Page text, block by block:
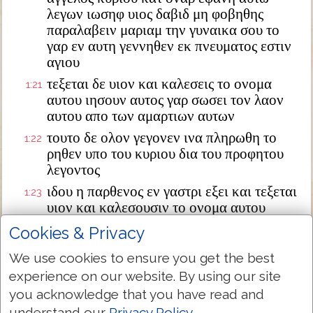
λεγων ιωσηφ υιος δαβιδ μη φοβηθης
παραλαβειν μαριαμ την γυναικα σου το
γαρ εν αυτη γεννηθεν εκ πνευματος εστιν
αγιου
1:21 τεξεται δε υιον και καλεσεις το ονομα
αυτου ιησουν αυτος γαρ σωσει τον λαον
αυτου απο των αμαρτιων αυτων
1:22 τουτο δε ολον γεγονεν ινα πληρωθη το
ρηθεν υπο του κυριου δια του προφητου
λεγοντος
1:23 ιδου η παρθενος εν γαστρι εξει και τεξεται
υιον και καλεσουσιν το ονομα αυτου
εμμανουηλ ο εστιν μεθερμηνευομενον μεθ
ημων ο θεος
1:24 διεγερθεις δε ο ιωσηφ απο του υπνου
εποιησεν ως προσεταξεν αυτω ο αγγελος
κυριου και παρελαβεν την γυναικα αυτου
Cookies & Privacy
We use cookies to ensure you get the best
experience on our website. By using our site
you acknowledge that you have read and